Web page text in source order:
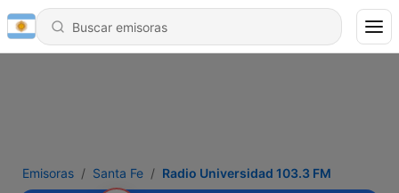
Emisoras Santa Fe Radio Universidad 103.3 FM